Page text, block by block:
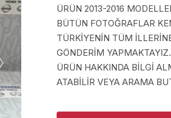
ÜRÜN 2013-2016
BÜTÜN FOTOĞRAFLAR
TÜRKİYENİN TÜM
GÖNDERİM YAPMAKTAYIZ.
ÜRÜN HAKKINDA BİLGİ
ATABİLİR VEYA ARAMA